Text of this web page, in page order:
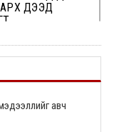
ДЭЭД
авч